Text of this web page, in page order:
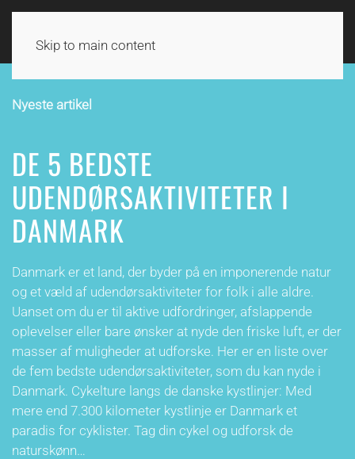
Skip to main content
UDE I DANMARK
Nyeste artikel
DE 5 BEDSTE
UDENDØRSAKTIVITETER I
DANMARK
Danmark er et land, der byder på en imponerende natur
og et væld af udendørsaktiviteter for folk i alle aldre.
Uanset om du er til aktive udfordringer, afslappende
oplevelser eller bare ønsker at nyde den friske luft, er der
masser af muligheder at udforske. Her er en liste over
de fem bedste udendørsaktiviteter, som du kan nyde i
Danmark. Cykelture langs de danske kystlinjer: Med
mere end 7.300 kilometer kystlinje er Danmark et
paradis for cyklister. Tag din cykel og udforsk de
naturskønn…